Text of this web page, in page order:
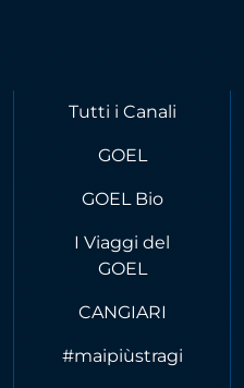
Tutti i Canali
GOEL
GOEL Bio
I Viaggi del
GOEL
CANGIARI
#maipiùstragi